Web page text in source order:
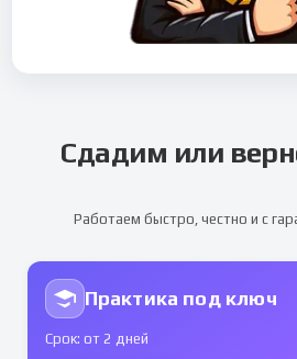
Сдадим или
Работаем быстро, честно и с
Практика под ключ
Срок: от 2 дней